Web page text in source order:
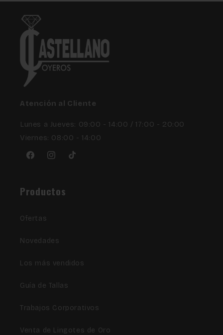
Atención al Cliente
Lunes a Jueves: 09:00 - 14:00 / 17:00 - 20:00
Viernes: 08:00 - 14:00
FacebookInstagram
TikTok
Productos
Ofertas
Novedades
Los más vendidos
Guía de Tallas
Trabajos Corporativos
Venta de Lingotes de Oro